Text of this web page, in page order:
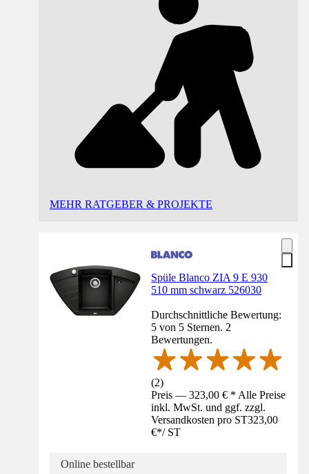
MEHR RATGEBER & PROJEKTE
Spüle Blanco ZIA 9 E 930
510 mm schwarz 526030
Durchschnittliche Bewertung:
5 von 5 Sternen. 2
Bewertungen.
(2)
Preis — 323,00 € * Alle Preise
inkl. MwSt. und ggf. zzgl.
Versandkosten pro ST323,00
€*/ ST
Online bestellbar